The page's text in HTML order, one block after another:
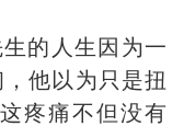
的人生因为一
他以为只是扭
疼痛不但没有